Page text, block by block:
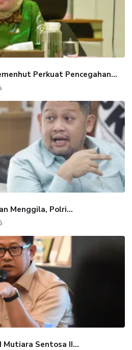
Perkuat Pencegahan...
Menggila, Polri...
Sentosa II...